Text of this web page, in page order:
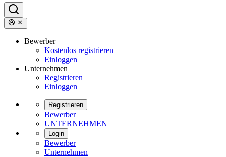
Bewerber
Kostenlos registrieren
Einloggen
Unternehmen
Registrieren
Einloggen
Registrieren
Bewerber
UNTERNEHMEN
Login
Bewerber
Unternehmen